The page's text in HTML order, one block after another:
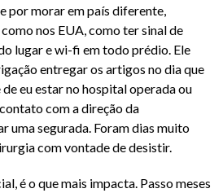
por morar em país diferente,
nos EUA, como ter sinal de
lugar e wi-fi em todo prédio. Ele
entregar os artigos no dia que
eu estar no hospital operada ou
com a direção da
uma segurada. Foram dias muito
com vontade de desistir.
é o que mais impacta. Passo meses